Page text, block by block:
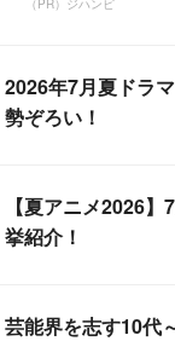
（PR）ジハンピ
2026年7月夏ドラ
勢ぞろい！
【夏アニメ2026
挙紹介！
芸能界を志す10